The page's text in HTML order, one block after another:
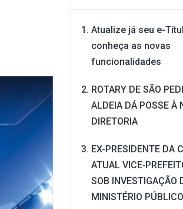
Atualize já seu e-
conheça as novas
funcionalidades
ROTARY DE SÃO
ALDEIA DÁ POSSE À
DIRETORIA
EX-PRESIDENTE DA
ATUAL
SOB INVESTIGAÇÃO
MINISTÉRIO PÚBLICO